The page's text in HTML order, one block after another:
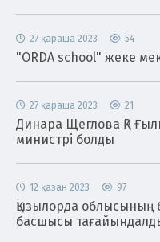
27 қараша 2023 54
"ORDA school" жеке
27 қараша 2023 21
Динара Щеглова ҚР
министрі болды
12 қазан 2023 97
Қызылорда облысының
басшысы